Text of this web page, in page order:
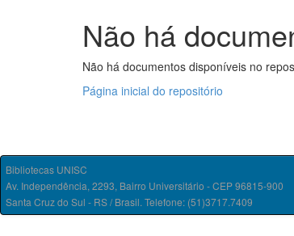
Não há
Não há documentos disponíveis no
Página inicial do repositório
Bibliotecas UNISC
Av. Independência, 2293, Bairro Universitário - CEP 96815-900
Santa Cruz do Sul - RS / Brasil. Telefone: (51)3717.7409